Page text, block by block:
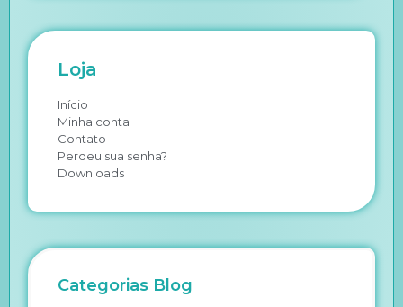
Loja
Início
Minha conta
Contato
Perdeu sua senha?
Downloads
Categorias Blog